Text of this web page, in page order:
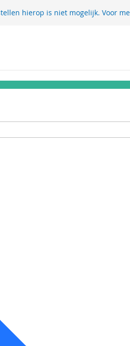
hierop is niet mogelijk. Voor